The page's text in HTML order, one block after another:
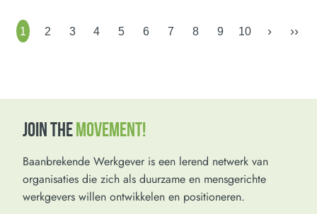
1 2 3 4 5 6 7 8 9 10 › ››
JOIN THEMOVEMENT!
Baanbrekende Werkgever is een lerend netwerk van
organisaties die zich als duurzame en mensgerichte
werkgevers willen ontwikkelen en positioneren.